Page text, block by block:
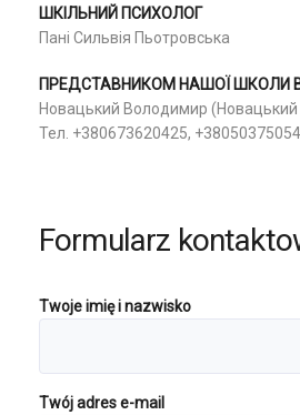
ШКІЛЬНИЙ ПСИХОЛОГ
Пані Сильвія Пьотровська
ПРЕДСТАВНИКОМ НАШОЇ ШКОЛИ В
Новацький Володимир
Тел. +380673620425,
Formularz
Twoje imię i nazwisko
Twój adres e-mail